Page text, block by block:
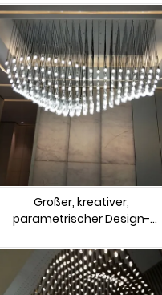
Farbverlauf
Großer, kreativer,
parametrischer Design-
mit Kristallbechern für das
Esszimmer